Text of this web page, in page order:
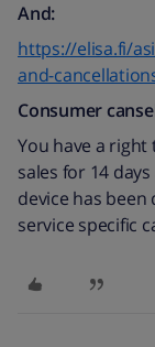
And:
https://elisa.fi/
and-
Consumer
You have a
sales for 14
device has been
service specific